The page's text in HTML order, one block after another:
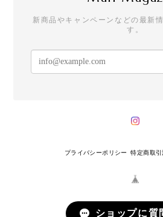
新商品やキャンペーンなどの最新
す。
プライバシーポリシー 特定商取
ショップに質